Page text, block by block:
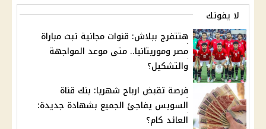
لا يفوتك
هتتفرج ببلاش: قنوات مجانية تبث مباراة
مصر وموريتانيا.. متى موعد المواجهة
والتشكيل؟
فرصة تقبض ارباح شهريا: بنك قناة
السويس يفاجئ الجميع بشهادة جديدة:
العائد كام؟